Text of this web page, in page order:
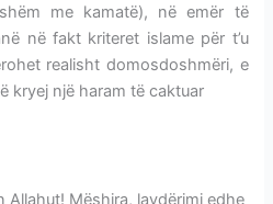
me kamatë), në emër të
në fakt kriteret islame për t’u
realisht domosdoshmëri, e
kryej një haram të caktuar
Allahut! Mëshira, lavdërimi edhe